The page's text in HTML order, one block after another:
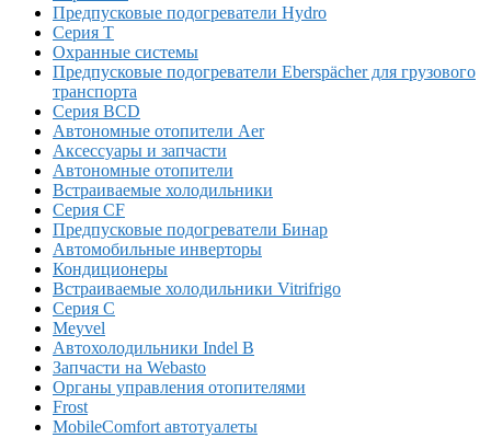
Предпусковые подогреватели Hydro
Серия T
Охранные системы
Предпусковые подогреватели Eberspächer для грузового
транспорта
Серия BCD
Автономные отопители Аer
Аксессуары и запчасти
Автономные отопители
Встраиваемые холодильники
Серия CF
Предпусковые подогреватели Бинар
Автомобильные инверторы
Кондиционеры
Встраиваемые холодильники Vitrifrigo
Серия C
Meyvel
Автохолодильники Indel B
Запчасти на Webasto
Органы управления отопителями
Frost
MobileComfort автотуалеты